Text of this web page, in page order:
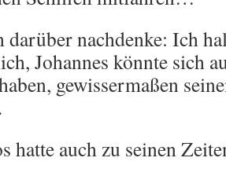
darüber nachdenke: Ich
Johannes könnte sich
gewissermaßen
hatte auch zu seinen